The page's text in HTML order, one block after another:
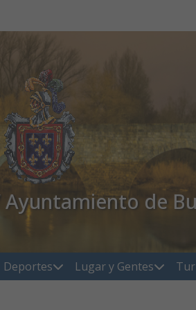
de
Deportes Lugar y Gentes